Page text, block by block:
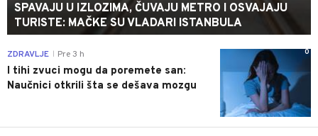
SPAVAJU U IZLOZIMA, ČUVAJU METRO I OSVAJAJU
TURISTE: MAČKE SU VLADARI ISTANBULA
0
ZDRAVLJE Pre 3 h
I tihi zvuci mogu da poremete san:
Naučnici otkrili šta se dešava mozgu